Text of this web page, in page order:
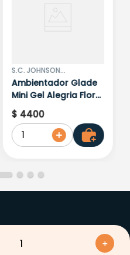
＋
S.C. JOHNSON
COLOMBIANA
Ambientador Glade
Mini Gel Alegria Floral
y Frutos Rojos 70 Gr
$ 4400
1